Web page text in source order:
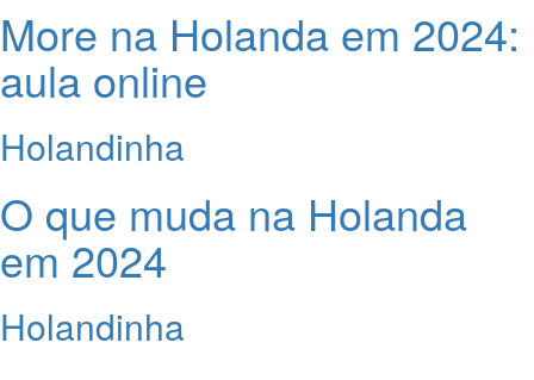
More na Holanda em 2024:
aula online
Holandinha
O que muda na Holanda
em 2024
Holandinha